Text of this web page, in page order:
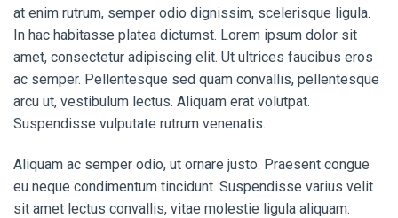
at enim rutrum, semper odio dignissim, scelerisque ligula.
In hac habitasse platea dictumst. Lorem ipsum dolor sit
amet, consectetur adipiscing elit. Ut ultrices faucibus eros
ac semper. Pellentesque sed quam convallis, pellentesque
arcu ut, vestibulum lectus. Aliquam erat volutpat.
Suspendisse vulputate rutrum venenatis.
Aliquam ac semper odio, ut ornare justo. Praesent congue
eu neque condimentum tincidunt. Suspendisse varius velit
sit amet lectus convallis, vitae molestie ligula aliquam.